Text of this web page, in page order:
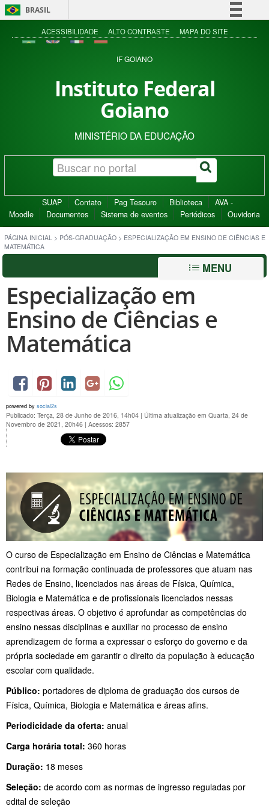
BRASIL
Simplifique!
Acesso à informação
ACESSIBILIDADE ALTO CONTRASTE MAPA DO SITE
IF GOIANO
Instituto Federal
Goiano
MINISTÉRIO DA EDUCAÇÃO
SUAP Contato Pag Tesouro Biblioteca
AVA -
Moodle
Documentos Sistema de eventos Periódicos Ouvidoria
PÁGINA INICIAL > PÓS-GRADUAÇÃO > ESPECIALIZAÇÃO EM ENSINO DE CIÊNCIAS E
MATEMÁTICA
MENU
Especialização em
Ensino de Ciências e
Matemática
powered by social2s
Publicado: Terça, 28 de Junho de 2016, 14h04 | Última atualização em Quarta, 24 de
Novembro de 2021, 20h46 | Acessos: 2857
O curso de Especialização em Ensino de Ciências e Matemática
contribui na formação continuada de professores que atuam nas
Redes de Ensino, licenciados nas áreas de Física, Química,
Biologia e Matemática e de profissionais licenciados nessas
respectivas áreas. O objetivo é aprofundar as competências do
ensino nessas disciplinas e auxiliar no processo de ensino
aprendizagem de forma a expressar o esforço do governo e da
própria sociedade em garantir o direito da população à educação
escolar com qualidade.
Público: portadores de diploma de graduação dos cursos de
Física, Química, Biologia e Matemática e áreas afins.
Periodicidade da oferta: anual
Carga horária total: 360 horas
Duração: 18 meses
Seleção: de acordo com as normas de ingresso reguladas por
edital de seleção